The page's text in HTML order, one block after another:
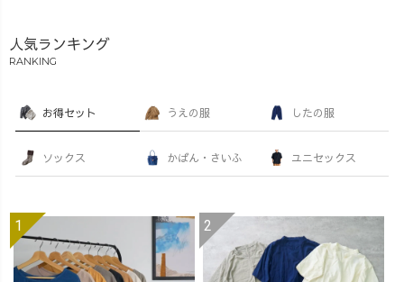
人気ランキング
RANKING
お得セット うえの服 したの服
ソックス かばん・さいふ ユニセックス